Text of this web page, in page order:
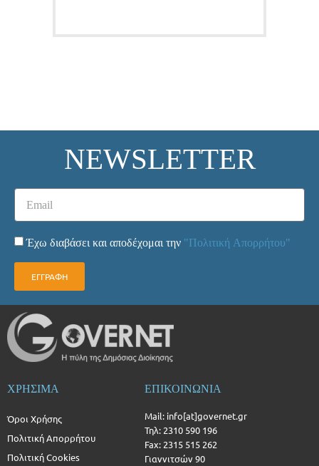
NEWSLETTER
Έχω διαβάσει και αποδέχομαι την "Πολιτική Απορρήτου"
ΕΓΓΡΑΦΗ
ΧΡΗΣΙΜΑ
Όροι Χρήσης
Πολιτική Απορρήτου
Πολιτική Cookies
ΕΠΙΚΟΙΝΩΝΙΑ
Mail: info[at]governet.gr
Τηλ: 2310 590 196
Fax: 2315 515 262
Γιαννιτσών 90